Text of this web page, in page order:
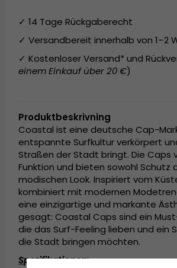
✓ 14 Tage Rückgaberecht
✓ Versandbereit innerhalb von 1–2
✓ Kostenloser Versand* und
einem Einkauf über 20 €)
Produktbeskrivning
Coastal ist eine deutsche Cap-
entspannte Surfkultur verkörpert
Straßen der Stadt bringt. Die Caps
Funktion und bieten sowohl Schutz
modischen Look. Inspiriert vom
kombiniert mit modernen
eine einzigartige und markante
gesagt: Coastal Caps sind ein
die das Surf-Feeling lieben und ein
die Stadt bringen möchten.
Spezifikationen: